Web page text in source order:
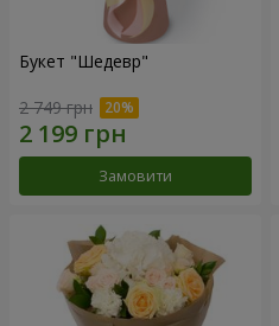
Букет "Шедевр"
2 749 грн
Замовити